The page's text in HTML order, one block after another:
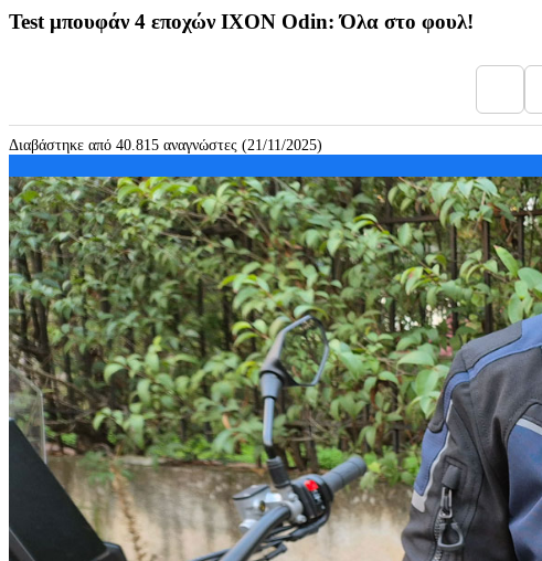
Test μπουφάν 4 εποχών IXON Odin: Όλα στο φουλ!
Διαβάστηκε από 40.815 αναγνώστες (21/11/2025)